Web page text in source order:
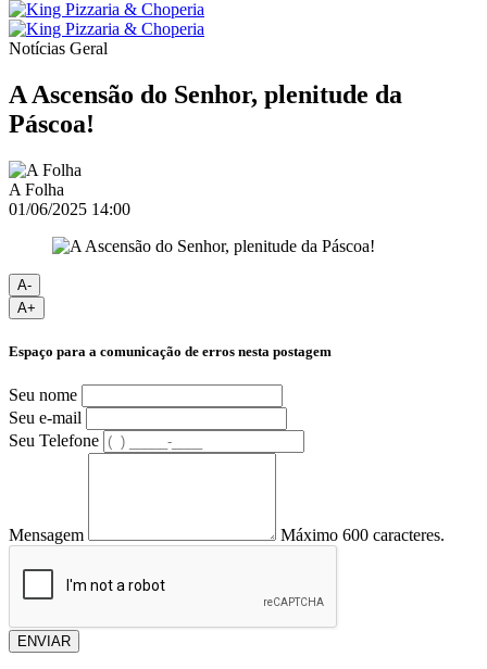
Notícias Geral
A Ascensão do Senhor, plenitude da
Páscoa!
A Folha
01/06/2025 14:00
A-
A+
Espaço para a comunicação de erros nesta postagem
Seu nome
Seu e-mail
Seu Telefone
Mensagem Máximo 600 caracteres.
ENVIAR